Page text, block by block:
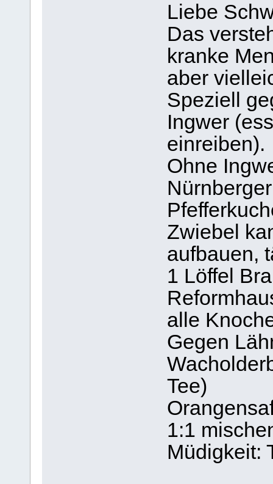
Liebe
Das
kranke
aber
Speziell
Ingwer
einreiben).
Ohne
Zwiebel
aufbauen,
1 Löffel
alle
Gegen
Tee)
1:1
Müdigkeit: